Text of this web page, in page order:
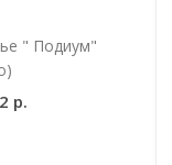
" Подиум"
р.